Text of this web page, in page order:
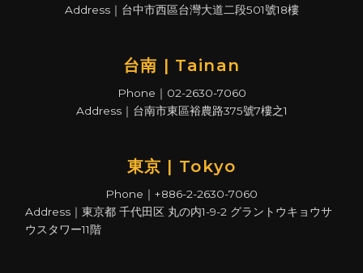
Address｜台中市西區台灣大道二段501號18樓
台南 | Tainan
Phone｜02-2630-7060
Address｜台南市東區裕農路375號7樓之1
東京 | Tokyo
Phone｜+886-2-2630-7060
Address｜東京都 千代田区 丸の内1-9-2 グラントウキョウサ
ウスタワー11階